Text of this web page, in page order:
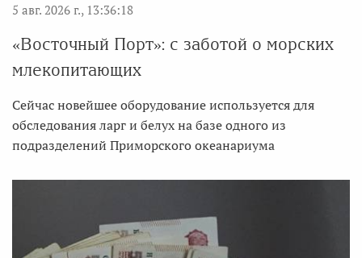
5 авг. 2026 г., 13:36:18
«Восточный Порт»: с заботой о морских
млекопитающих
Сейчас новейшее оборудование используется для
обследования ларг и белух на базе одного из
подразделений Приморского океанариума